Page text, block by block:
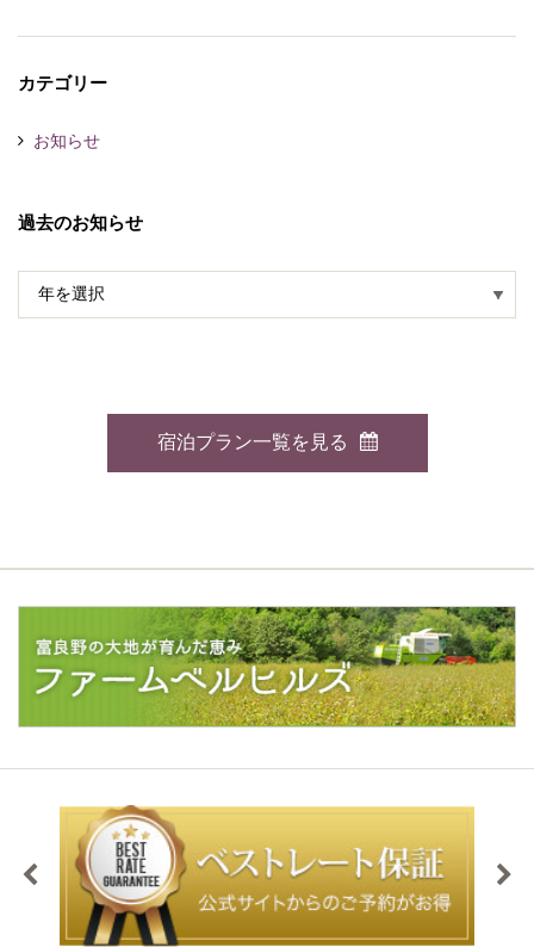
カテゴリー
お知らせ
過去のお知らせ
宿泊プラン一覧を見る